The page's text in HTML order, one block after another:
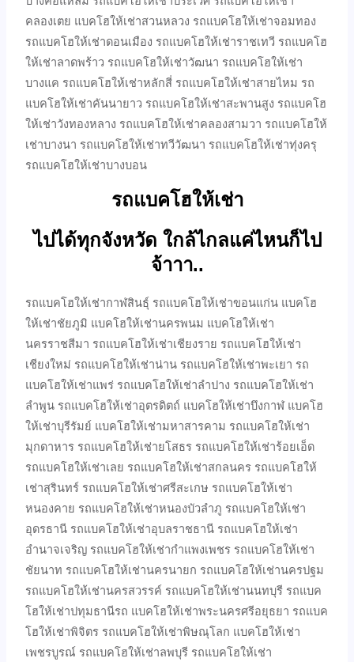
คลองเตย แบคโฮให้เช่าสวนหลวง รถแบคโฮให้เช่าจอมทอง
รถแบคโฮให้เช่าดอนเมือง รถแบคโฮให้เช่าราชเทวี รถแบคโฮ
ให้เช่าลาดพร้าว รถแบคโฮให้เช่าวัฒนา รถแบคโฮให้เช่า
บางแค รถแบคโฮให้เช่าหลักสี่ รถแบคโฮให้เช่าสายไหม รถ
แบคโฮให้เช่าคันนายาว รถแบคโฮให้เช่าสะพานสูง รถแบคโฮ
ให้เช่าวังทองหลาง รถแบคโฮให้เช่าคลองสามวา รถแบคโฮให้
เช่าบางนา รถแบคโฮให้เช่าทวีวัฒนา รถแบคโฮให้เช่าทุ่งครุ
รถแบคโฮให้เช่าบางบอน
รถแบคโฮให้เช่า
ไปได้ทุกจังหวัด ใกล้ไกลแค่ไหนก็ไป
จ้าาา..
รถแบคโฮให้เช่ากาฬสินธุ์ รถแบคโฮให้เช่าขอนแก่น แบคโฮ
ให้เช่าชัยภูมิ แบคโฮให้เช่านครพนม แบคโฮให้เช่า
นครราชสีมา รถแบคโฮให้เช่าเชียงราย รถแบคโฮให้เช่า
เชียงใหม่ รถแบคโฮให้เช่าน่าน รถแบคโฮให้เช่าพะเยา รถ
แบคโฮให้เช่าแพร่ รถแบคโฮให้เช่าลำปาง รถแบคโฮให้เช่า
ลำพูน รถแบคโฮให้เช่าอุตรดิตถ์ แบคโฮให้เช่าบึงกาฬ แบคโฮ
ให้เช่าบุรีรัมย์ แบคโฮให้เช่ามหาสารคาม รถแบคโฮให้เช่า
มุกดาหาร รถแบคโฮให้เช่ายโสธร รถแบคโฮให้เช่าร้อยเอ็ด
รถแบคโฮให้เช่าเลย รถแบคโฮให้เช่าสกลนคร รถแบคโฮให้
เช่าสุรินทร์ รถแบคโฮให้เช่าศรีสะเกษ รถแบคโฮให้เช่า
หนองคาย รถแบคโฮให้เช่าหนองบัวลำภู รถแบคโฮให้เช่า
อุดรธานี รถแบคโฮให้เช่าอุบลราชธานี รถแบคโฮให้เช่า
อำนาจเจริญ รถแบคโฮให้เช่ากำแพงเพชร รถแบคโฮให้เช่า
ชัยนาท รถแบคโฮให้เช่านครนายก รถแบคโฮให้เช่านครปฐม
รถแบคโฮให้เช่านครสวรรค์ รถแบคโฮให้เช่านนทบุรี รถแบค
โฮให้เช่าปทุมธานีรถ แบคโฮให้เช่าพระนครศรีอยุธยา รถแบค
โฮให้เช่าพิจิตร รถแบคโฮให้เช่าพิษณุโลก แบคโฮให้เช่า
เพชรบูรณ์ รถแบคโฮให้เช่าลพบุรี รถแบคโฮให้เช่า